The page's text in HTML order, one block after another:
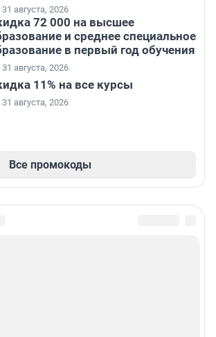
августа, 2026
72 000 на высшее
и среднее специальное
в первый год обучения
августа, 2026
11% на все курсы
августа, 2026
Все промокоды